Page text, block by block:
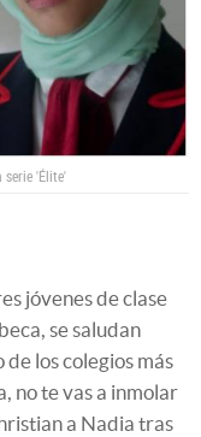
serie 'Élite'
jóvenes de clase
se saludan
los colegios más
no te vas a inmolar
a Nadia tras